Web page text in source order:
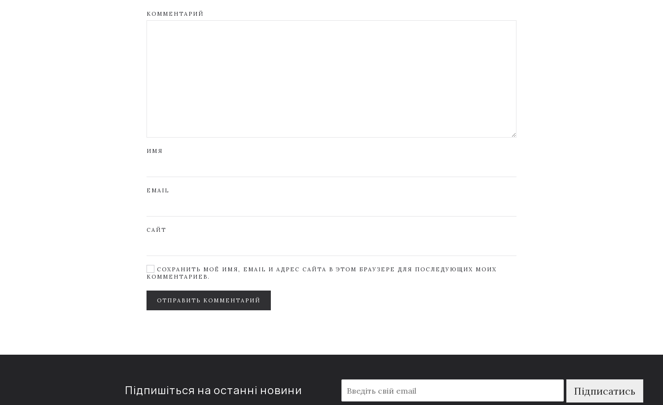
КОММЕНТАРИЙ
ИМЯ
EMAIL
САЙТ
СОХРАНИТЬ МОЁ ИМЯ, EMAIL И АДРЕС САЙТА В ЭТОМ БРАУЗЕРЕ ДЛЯ ПОСЛЕДУЮЩИХ МОИХ
КОММЕНТАРИЕВ.
ОТПРАВИТЬ КОММЕНТАРИЙ
Підпишіться на останні новини
m
Підписатись